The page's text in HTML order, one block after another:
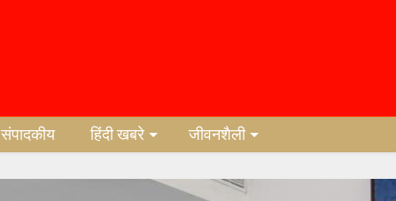
संपादकीय हिंदी खबरे जीवनशैली